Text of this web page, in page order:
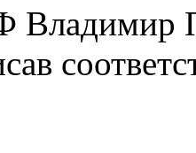
Владимир